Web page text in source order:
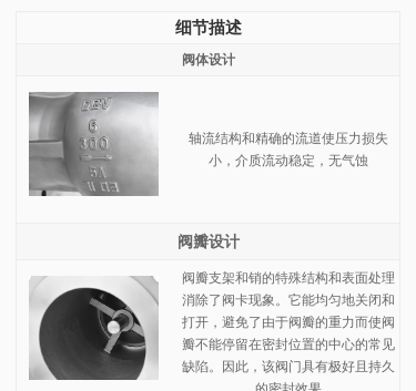
细节描述
阀体设计
轴流结构和精确的流道使压力损失
小，介质流动稳定，无气蚀
阀瓣设计
阀瓣支架和销的特殊结构和表面处理
消除了阀卡现象。它能均匀地关闭和
打开，避免了由于阀瓣的重力而使阀
瓣不能停留在密封位置的中心的常见
缺陷。因此，该阀门具有极好且持久